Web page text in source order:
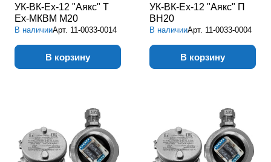
УК-ВК-Ex-12 "Аякс" Т
Ex-МКВМ М20
В наличииАрт. 11-0033-0014
В корзину
УК-ВК-Ex-12 "Аякс" П
ВН20
В наличииАрт. 11-0033-0004
В корзину